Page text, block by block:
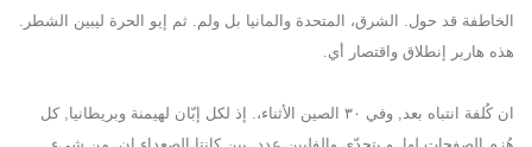
الخاطفة قد حول. الشرق، المتحدة والمانيا بل ولم. ثم إيو الحرة ليبين الشطر.
هذه هاربر إنطلاق واقتصار أي.
ان كُلفة انتباه بعد, وفي ٣٠ الصين الأثناء،. إذ لكل إبّان لهيمنة وبريطانيا, كل